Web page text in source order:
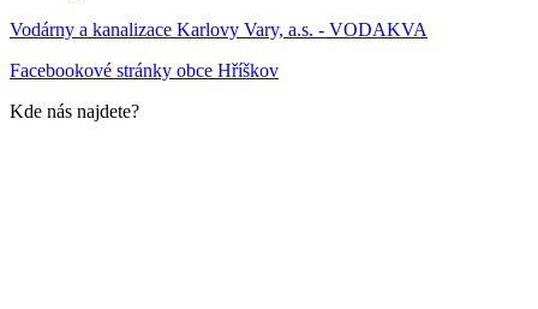
Vodárny a kanalizace Karlovy Vary, a.s. - VODAKVA
Facebookové stránky obce Hříškov
Kde nás najdete?